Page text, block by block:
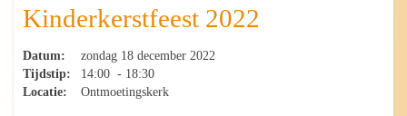
Kinderkerstfeest 2022
Datum:
zondag 18 december 2022
Tijdstip:
14:00 - 18:30
Locatie:
Ontmoetingskerk